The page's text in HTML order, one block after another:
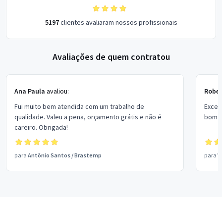
5197clientes avaliaram nossos profissionais
Avaliações de quem contratou
Ana Paula avaliou:
Fui muito bem atendida com um trabalho de
qualidade. Valeu a pena, orçamento grátis e não é
careiro. Obrigada!
para Antônio Santos /Brastemp
bom
para